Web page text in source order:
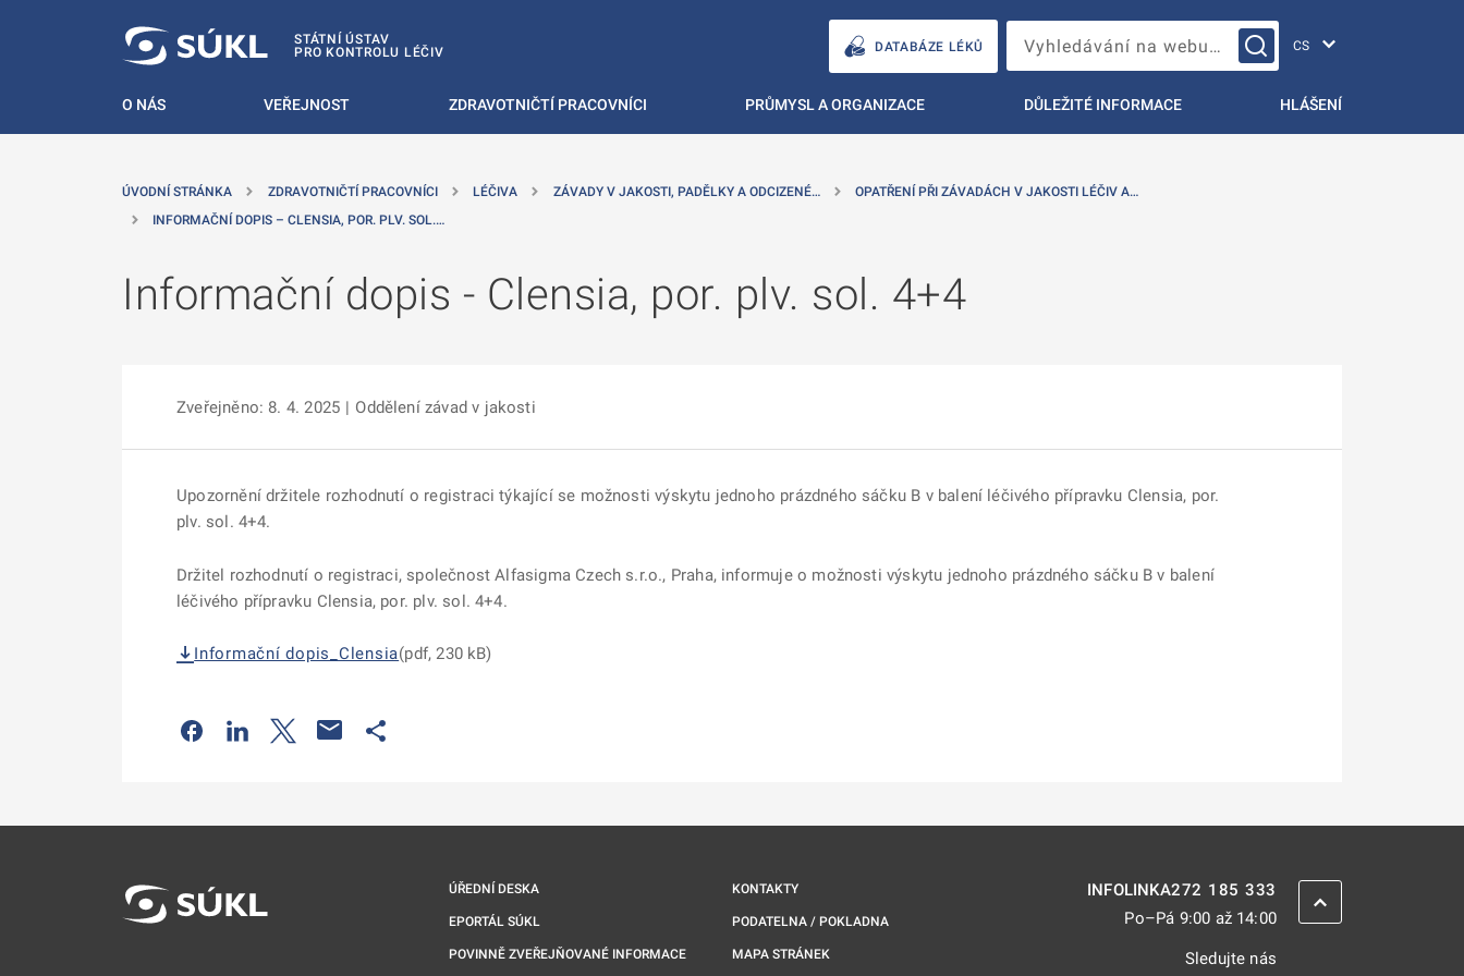
STÁTNÍ ÚSTAV
PRO KONTROLU LÉČIV
DATABÁZE LÉKŮ Vyhledávání na webu…
O NÁS VEŘEJNOST ZDRAVOTNIČTÍ PRACOVNÍCI PRŮMYSL A ORGANIZACE DŮLEŽITÉ INFORMACE HLÁŠENÍ
ÚVODNÍ STRÁNKA ZDRAVOTNIČTÍ PRACOVNÍCI LÉČIVA ZÁVADY V JAKOSTI, PADĚLKY A ODCIZENÉ…
OPATŘENÍ PŘI ZÁVADÁCH V JAKOSTI LÉČIV A…
INFORMAČNÍ DOPIS – CLENSIA, POR. PLV. SOL.…
Informační dopis - Clensia, por. plv. sol. 4+4
Zveřejněno: 8. 4. 2025 | Oddělení závad v jakosti
Upozornění držitele rozhodnutí o registraci týkající se možnosti výskytu jednoho prázdného sáčku B v balení léčivého přípravku Clensia, por.
plv. sol. 4+4.
Držitel rozhodnutí o registraci, společnost Alfasigma Czech s.r.o., Praha, informuje o možnosti výskytu jednoho prázdného sáčku B v balení
léčivého přípravku Clensia, por. plv. sol. 4+4.
Informační dopis_Clensia(pdf, 230 kB)
Odkaz se otevře na nové kartě
Odkaz se otevře na nové kartě
Odkaz se otevře na nové kartě
ÚŘEDNÍ DESKA
EPORTÁL SÚKL
POVINNĚ ZVEŘEJŇOVANÉ INFORMACE
KONTAKTY
PODATELNA / POKLADNA
MAPA STRÁNEK
INFOLINKA272 185 333
Po–Pá 9:00 až 14:00
Sledujte nás
ZPĚT NAHORU